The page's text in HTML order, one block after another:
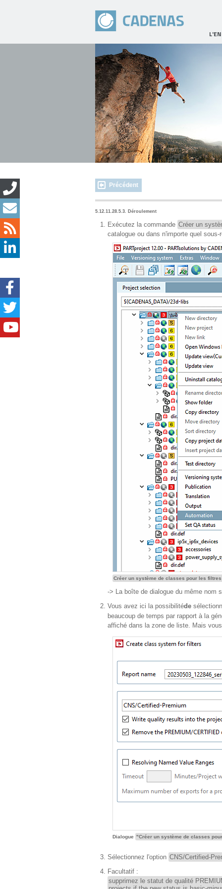
Précédent
5.12.11.28.5.3. Déroulement
Exécutez la commande Créer un
catalogue ou dans n'importe quel sous-
Créer un système de classes pour les
-> La boîte de dialogue du même nom
Vous avez ici la possibilitéde
beaucoup de temps par rapport à la
affiché dans la zone de liste. Mais
Dialogue "Créer un système de classes
Sélectionnez l'option CNS/Certified-
Facultatif :
supprimez le statut de qualité